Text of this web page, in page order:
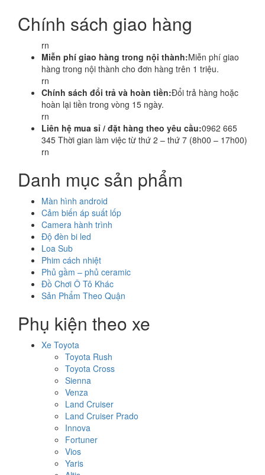
Chính sách giao hàng
rn
Miễn phí giao hàng trong nội thành:Miễn phí giao
hàng trong nội thành cho đơn hàng trên 1 triệu.
rn
Chính sách đổi trả và hoàn tiền:Đổi trả hàng hoặc
hoàn lại tiền trong vòng 15 ngày.
rn
Liên hệ mua sỉ / đặt hàng theo yêu cầu:0962 665
345 Thời gian làm việc từ thứ 2 – thứ 7 (8h00 – 17h00)
rn
Danh mục sản phẩm
Màn hình android
Cảm biến áp suất lốp
Camera hành trình
Độ đèn bi led
Loa Sub
Phim cách nhiệt
Phủ gầm – phủ ceramic
Đồ Chơi Ô Tô Khác
Sản Phẩm Theo Quận
Phụ kiện theo xe
Xe Toyota
Toyota Rush
Toyota Cross
Sienna
Venza
Land Cruiser
Land Cruiser Prado
Innova
Fortuner
Vios
Yaris